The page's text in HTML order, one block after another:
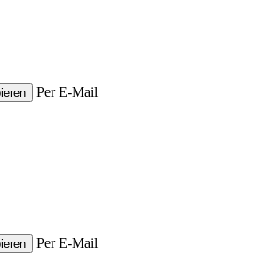
Per E-Mail
Per E-Mail